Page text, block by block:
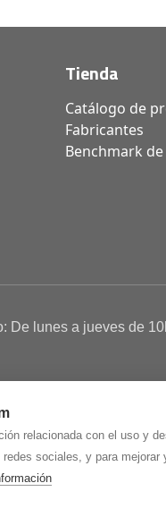
relacionada con el uso y
sociales, y para mejorar
Tienda
Catálogo de
Fabricantes
Benchmark de
De lunes a jueves de
2 - El Burgo de Osma